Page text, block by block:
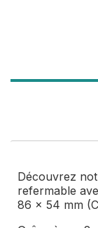
Découvrez
refermable
86 x 54 mm